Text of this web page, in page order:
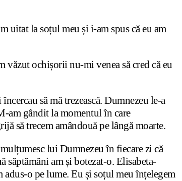
uitat la soțul meu și i-am spus că eu am
văzut ochișorii nu-mi venea să cred că eu
să mă trezească. Dumnezeu le-a
am gândit la momentul în care
să trecem amândouă pe lângă moarte.
lui Dumnezeu în fiecare zi că
săptămâni am și botezat-o. Elisabeta-
o pe lume. Eu și soțul meu înțelegem